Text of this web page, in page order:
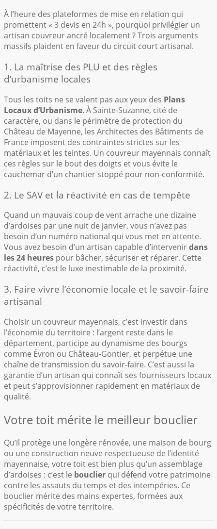
À l’heure des plateformes de mise en relation qui
promettent « 3 devis en 24h », pourquoi privilégier un
artisan couvreur ancré localement ? Trois arguments
massifs plaident en faveur du circuit court artisanal.
1. La maîtrise des PLU et des règles
d’urbanisme locales
Tous les toits ne se valent pas aux yeux des Plans
Locaux d’Urbanisme. À Sainte-Suzanne, cité de
caractère, ou dans le périmètre de protection du
Château de Mayenne, les Architectes des Bâtiments de
France imposent des contraintes strictes sur les
matériaux et les teintes. Un couvreur mayennais connaît
ces règles sur le bout des doigts et vous évite le
cauchemar d’un chantier stoppé pour non-conformité.
2. Le SAV et la réactivité en cas de tempête
Quand un mauvais coup de vent arrache une dizaine
d’ardoises par une nuit de janvier, vous n’avez pas
besoin d’un numéro national qui vous met en attente.
Vous avez besoin d’un artisan capable d’intervenirdans
les 24 heures pour bâcher, sécuriser et réparer. Cette
réactivité, c’est le luxe inestimable de la proximité.
3. Faire vivre l’économie locale et le savoir-faire
artisanal
Choisir un couvreur mayennais, c’est investir dans
l’économie du territoire : l’argent reste dans le
département, participe au dynamisme des bourgs
comme Évron ou Château-Gontier, et perpétue une
chaîne de transmission du savoir-faire. C’est aussi la
garantie d’un artisan qui connaît ses fournisseurs locaux
et peut s’approvisionner rapidement en matériaux de
qualité.
Votre toit mérite le meilleur bouclier
Qu’il protège une longère rénovée, une maison de bourg
ou une construction neuve respectueuse de l’identité
mayennaise, votre toit est bien plus qu’un assemblage
d’ardoises : c’est le bouclier qui défend votre patrimoine
contre les assauts du temps et des intempéries. Ce
bouclier mérite des mains expertes, formées aux
spécificités de votre territoire.